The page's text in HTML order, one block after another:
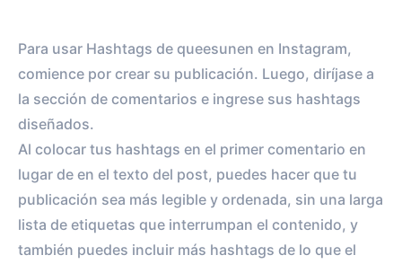
Para usar Hashtags de queesunen en Instagram,
comience por crear su publicación. Luego, diríjase a
la sección de comentarios e ingrese sus hashtags
diseñados.
Al colocar tus hashtags en el primer comentario en
lugar de en el texto del post, puedes hacer que tu
publicación sea más legible y ordenada, sin una larga
lista de etiquetas que interrumpan el contenido, y
también puedes incluir más hashtags de lo que el